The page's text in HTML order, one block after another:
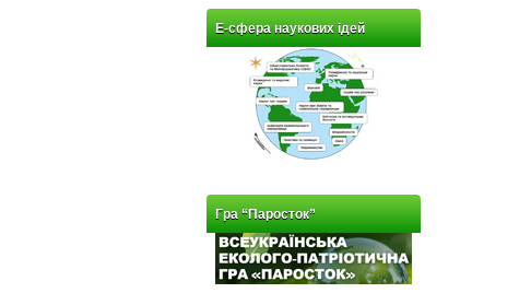
Е-сфера наукових ідей
Гра “Паросток”